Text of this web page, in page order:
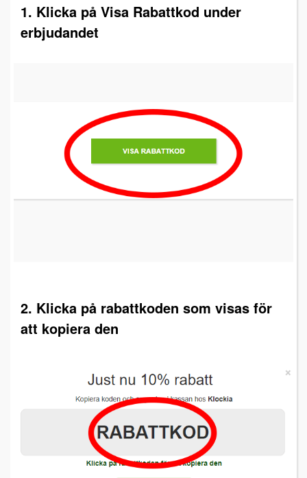
1. Klicka på Visa Rabattkod under
erbjudandet
2. Klicka på rabattkoden som visas för
att kopiera den